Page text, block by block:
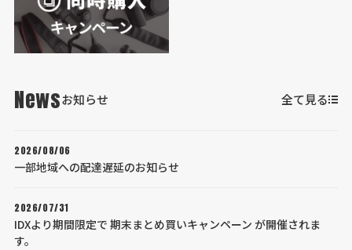
Newsお知らせ 全て見る
2026/08/06
一部地域への配達遅延のお知らせ
2026/07/31
IDXより期間限定で 期末まとめ買いキャンペーン が開催されま
す。